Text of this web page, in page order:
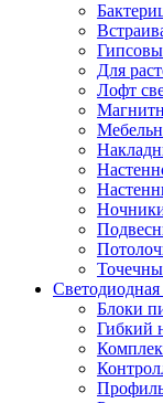
Для
Лофт
Светодиодная
Блоки
Гибкий